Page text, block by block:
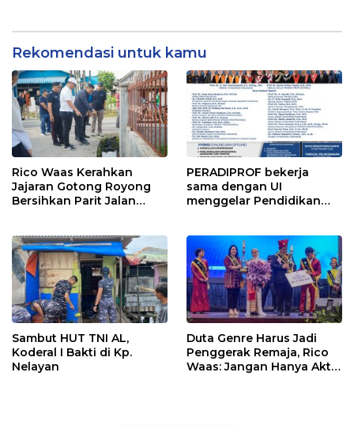
Rekomendasi untuk kamu
Rico Waas Kerahkan
Jajaran Gotong Royong
Bersihkan Parit Jalan
PERADIPROF bekerja
sama dengan UI
menggelar Pendidikan
Sambut HUT TNI AL,
Koderal I Bakti di Kp.
Nelayan
Duta Genre Harus Jadi
Penggerak Remaja, Rico
Waas: Jangan Hanya Aktif